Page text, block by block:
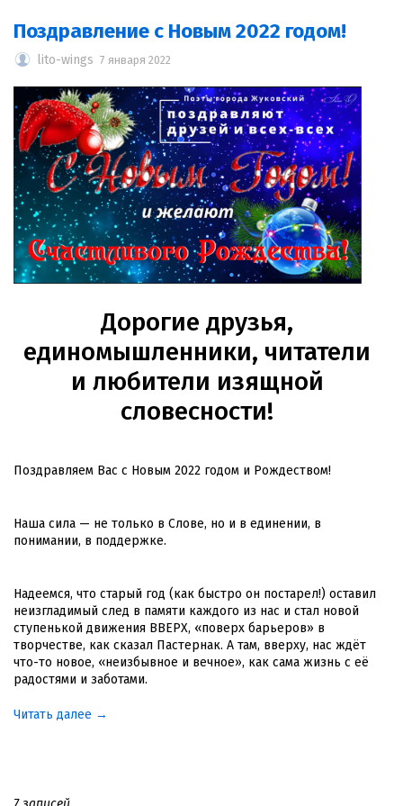
Поздравление с Новым 2022 годом!
lito-wings 7 января 2022
Дорогие друзья,
единомышленники, читатели
и любители изящной
словесности!
Поздравляем Вас с Новым 2022 годом и Рождеством!
Наша сила — не только в Слове, но и в единении, в
понимании, в поддержке.
Надеемся, что старый год (как быстро он постарел!) оставил
неизгладимый след в памяти каждого из нас и стал новой
ступенькой движения ВВЕРХ, «поверх барьеров» в
творчестве, как сказал Пастернак. А там, вверху, нас ждёт
что-то новое, «неизбывное и вечное», как сама жизнь с её
радостями и заботами.
Читать далее →